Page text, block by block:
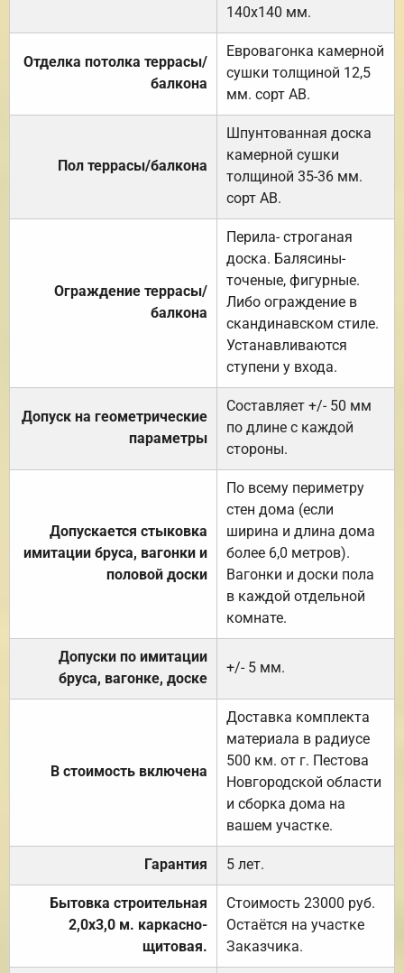
140х140 мм.
Отделка потолка террасы/
балкона
Евровагонка камерной
сушки толщиной 12,5
мм. сорт АВ.
Пол террасы/балкона
Шпунтованная доска
камерной сушки
толщиной 35-36 мм.
сорт АВ.
Ограждение террасы/
балкона
Перила- строганая
доска. Балясины-
точеные, фигурные.
Либо ограждение в
скандинавском стиле.
Устанавливаются
ступени у входа.
Допуск на геометрические
параметры
Составляет +/- 50 мм
по длине с каждой
стороны.
Допускается стыковка
имитации бруса, вагонки и
половой доски
По всему периметру
стен дома (если
ширина и длина дома
более 6,0 метров).
Вагонки и доски пола
в каждой отдельной
комнате.
Допуски по имитации
бруса, вагонке, доске
+/- 5 мм.
В стоимость включена
Доставка комплекта
материала в радиусе
500 км. от г. Пестова
Новгородской области
и сборка дома на
вашем участке.
Гарантия 5 лет.
Бытовка строительная
2,0х3,0 м. каркасно-
щитовая.
Стоимость 23000 руб.
Остаётся на участке
Заказчика.